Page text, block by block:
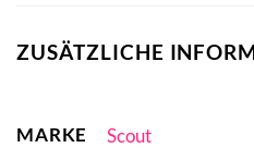
ZUSÄTZLICHE
MARKE Scout